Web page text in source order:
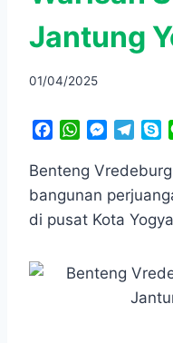
Jantung
01/04/2025
c
e
b
o
W
a
t
s
A
p
M
s
s
e
n
e
l
e
g
r
m
y
p
e
Benteng
bangunan
di pusat Kota